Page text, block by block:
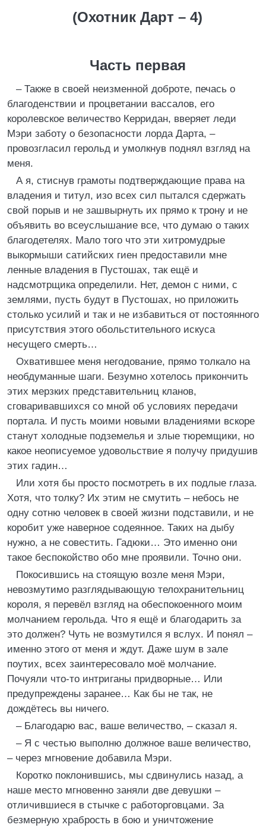
(Охотник Дарт – 4)
Часть первая
– Также в своей неизменной доброте, печась о
благоденствии и процветании вассалов, его
королевское величество Керридан, вверяет леди
Мэри заботу о безопасности лорда Дарта, –
провозгласил герольд и умолкнув поднял взгляд на
меня.
А я, стиснув грамоты подтверждающие права на
владения и титул, изо всех сил пытался сдержать
свой порыв и не зашвырнуть их прямо к трону и не
объявить во всеуслышание все, что думаю о таких
благодетелях. Мало того что эти хитромудрые
выкормыши сатийских гиен предоставили мне
ленные владения в Пустошах, так ещё и
надсмотрщика определили. Нет, демон с ними, с
землями, пусть будут в Пустошах, но приложить
столько усилий и так и не избавиться от постоянного
присутствия этого обольстительного искуса
несущего смерть…
Охватившее меня негодование, прямо толкало на
необдуманные шаги. Безумно хотелось прикончить
этих мерзких представительниц кланов,
сговаривавшихся со мной об условиях передачи
портала. И пусть моими новыми владениями вскоре
станут холодные подземелья и злые тюремщики, но
какое неописуемое удовольствие я получу придушив
этих гадин…
Или хотя бы просто посмотреть в их подлые глаза.
Хотя, что толку? Их этим не смутить – небось не
одну сотню человек в своей жизни подставили, и не
коробит уже наверное содеянное. Таких на дыбу
нужно, а не совестить. Гадюки… Это именно они
такое беспокойство обо мне проявили. Точно они.
Покосившись на стоящую возле меня Мэри,
невозмутимо разглядывающую телохранительниц
короля, я перевёл взгляд на обеспокоенного моим
молчанием герольда. Что я ещё и благодарить за
это должен? Чуть не возмутился я вслух. И понял –
именно этого от меня и ждут. Даже шум в зале
поутих, всех заинтересовало моё молчание.
Почуяли что-то интриганы придворные… Или
предупреждены заранее… Как бы не так, не
дождётесь вы ничего.
– Благодарю вас, ваше величество, – сказал я.
– Я с честью выполню должное ваше величество,
– через мгновение добавила Мэри.
Коротко поклонившись, мы сдвинулись назад, а
наше место мгновенно заняли две девушки –
отличившиеся в стычке с работорговцами. За
безмерную храбрость в бою и уничтожение